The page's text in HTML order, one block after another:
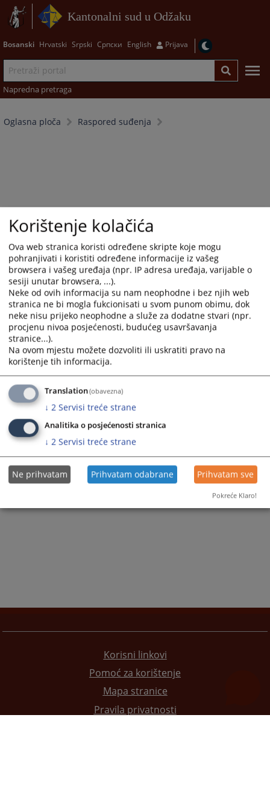
Kantonalni sud u Odžaku
Bosanski Hrvatski Srpski Српски English Prijava
Napredna pretraga
Oglasna ploča Raspored suđenja
Trenutno nema vijesti
Korisni linkovi
Pomoć za korištenje
Mapa stranice
Pravila privatnosti
Korištenje kolačića
Ova web stranica koristi određene skripte koje mogu
pohranjivati i koristiti određene informacije iz vašeg
browsera i vašeg uređaja (npr. IP adresa uređaja, varijable o
sesiji unutar browsera, ...).
Neke od ovih informacija su nam neophodne i bez njih web
stranica ne bi mogla fukcionisati u svom punom obimu, dok
neke nisu prijeko neophodne a služe za dodatne stvari (npr.
procjenu nivoa posjećenosti, budućeg usavršavanja
stranice...).
Na ovom mjestu možete dozvoliti ili uskratiti pravo na
korištenje tih informacija.
Translation(obavezna)
↓ 2 Servisi treće strane
Analitika o posjećenosti stranica
↓ 2 Servisi treće strane
Ne prihvatam Prihvatam odabrane Prihvatam sve
Pokreće Klaro!